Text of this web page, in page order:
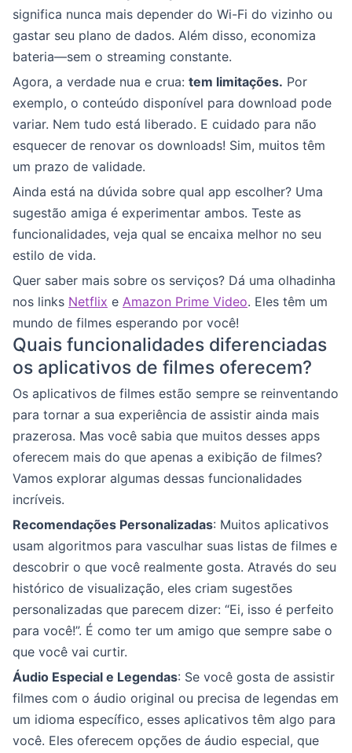
significa nunca mais depender do Wi-Fi do vizinho ou
gastar seu plano de dados. Além disso, economiza
bateria—sem o streaming constante.
Agora, a verdade nua e crua: tem limitações. Por
exemplo, o conteúdo disponível para download pode
variar. Nem tudo está liberado. E cuidado para não
esquecer de renovar os downloads! Sim, muitos têm
um prazo de validade.
Ainda está na dúvida sobre qual app escolher? Uma
sugestão amiga é experimentar ambos. Teste as
funcionalidades, veja qual se encaixa melhor no seu
estilo de vida.
Quer saber mais sobre os serviços? Dá uma olhadinha
nos links Netflix e Amazon Prime Video. Eles têm um
mundo de filmes esperando por você!
Quais funcionalidades diferenciadas
os aplicativos de filmes oferecem?
Os aplicativos de filmes estão sempre se reinventando
para tornar a sua experiência de assistir ainda mais
prazerosa. Mas você sabia que muitos desses apps
oferecem mais do que apenas a exibição de filmes?
Vamos explorar algumas dessas funcionalidades
incríveis.
Recomendações Personalizadas: Muitos aplicativos
usam algoritmos para vasculhar suas listas de filmes e
descobrir o que você realmente gosta. Através do seu
histórico de visualização, eles criam sugestões
personalizadas que parecem dizer: “Ei, isso é perfeito
para você!”. É como ter um amigo que sempre sabe o
que você vai curtir.
Áudio Especial e Legendas: Se você gosta de assistir
filmes com o áudio original ou precisa de legendas em
um idioma específico, esses aplicativos têm algo para
você. Eles oferecem opções de áudio especial, que